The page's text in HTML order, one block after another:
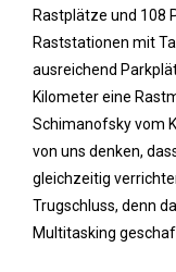
Rastplätze und 108
Raststationen mit
ausreichend
Kilometer eine
Schimanofsky vom
von uns denken,
gleichzeitig
Trugschluss, denn
Multitasking